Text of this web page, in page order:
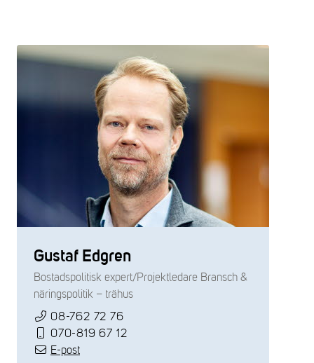
Gustaf Edgren
Bostadspolitisk expert/Projektledare Bransch &
näringspolitik – trähus
08-762 72 76
070-819 67 12
E-post